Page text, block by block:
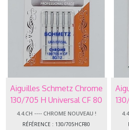
Aiguilles Schmetz Chrome
130/705 H Universal CF 80
4.4.CH ---- CHROME NOUVEAU !
RÉFÉRENCE : 130/705HCF80
résultats